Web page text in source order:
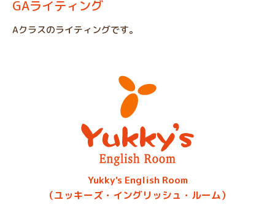
GAライティング
Aクラスのライティングです。
Yukky's English Room
（ユッキーズ・イングリッシュ・ルーム）